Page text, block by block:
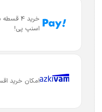
خرید 4
اسنپ پی!
امکان خرید